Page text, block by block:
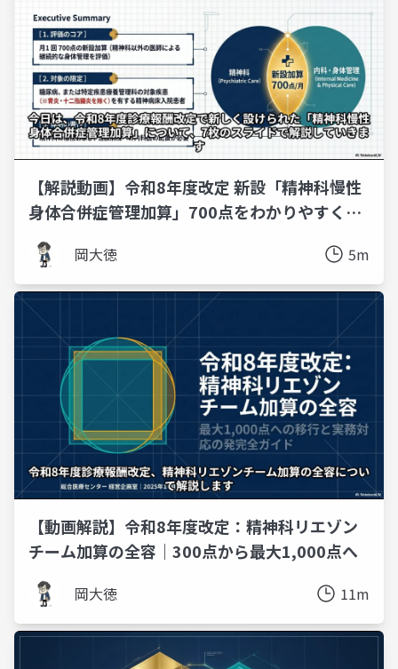
【解説動画】令和8年度改定 新設「精神科慢性
身体合併症管理加算」700点をわかりやすく図
解
岡大徳 5m
【動画解説】令和8年度改定：精神科リエゾン
チーム加算の全容｜300点から最大1,000点へ
岡大徳 11m